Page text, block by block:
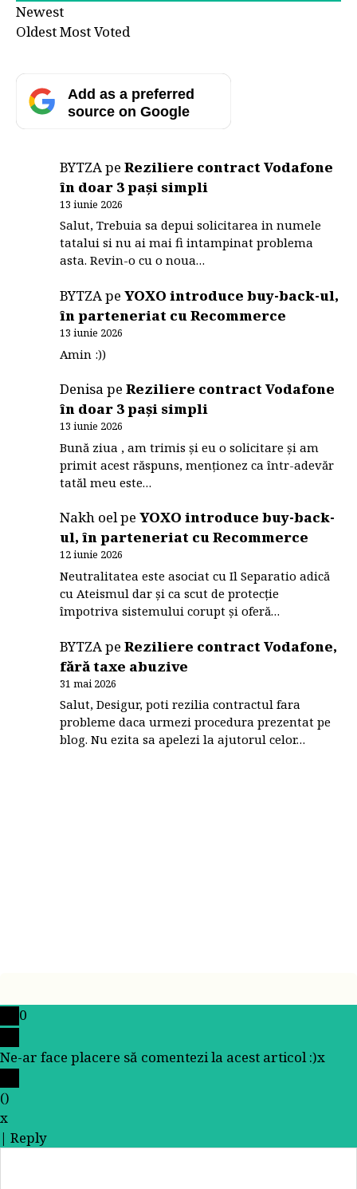
Newest
OldestMost Voted
Add as a preferred
source on Google
BYTZApeReziliere contract Vodafone
în doar 3 pași simpli
13 iunie 2026
Salut, Trebuia sa depui solicitarea in numele
tatalui si nu ai mai fi intampinat problema
asta. Revin-o cu o noua…
BYTZApeYOXO introduce buy-back-ul,
în parteneriat cu Recommerce
13 iunie 2026
Amin :))
DenisapeReziliere contract Vodafone
în doar 3 pași simpli
13 iunie 2026
Bună ziua , am trimis și eu o solicitare și am
primit acest răspuns, menționez ca într-adevăr
tatăl meu este…
Nakh oelpeYOXO introduce buy-back-
ul, în parteneriat cu Recommerce
12 iunie 2026
Neutralitatea este asociat cu Il Separatio adică
cu Ateismul dar și ca scut de protecție
împotriva sistemului corupt și oferă…
BYTZApeReziliere contract Vodafone,
fără taxe abuzive
31 mai 2026
Salut, Desigur, poti rezilia contractul fara
probleme daca urmezi procedura prezentat pe
blog. Nu ezita sa apelezi la ajutorul celor…
0
Ne-ar face placere să comentezi la acest articol :)x
()
x
| Reply